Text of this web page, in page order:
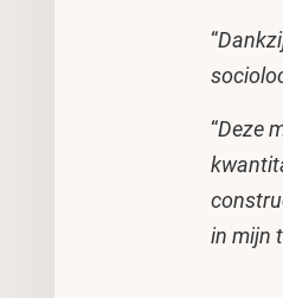
“
“Deze
in mijn